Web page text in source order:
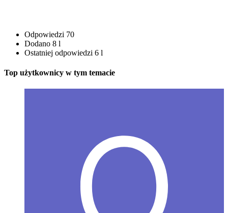
Odpowiedzi 70
Dodano 8 l
Ostatniej odpowiedzi 6 l
Top użytkownicy w tym temacie